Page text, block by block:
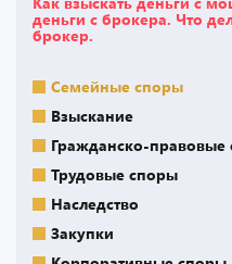
деньги с брокера. Что
брокер.
Семейные споры
Взыскание
Гражданско-правовые
Трудовые споры
Наследство
Закупки